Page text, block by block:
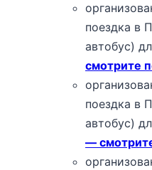
поездка в
автобус)
смотрите
поездка в
автобус)
—